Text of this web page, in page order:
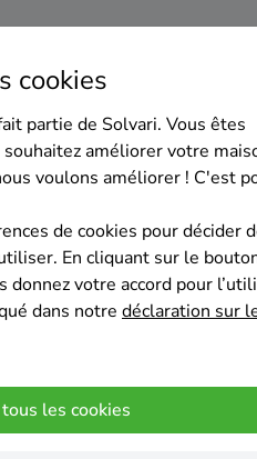
cookies
partie de Solvari. Vous êtes
améliorer votre
voulons améliorer ! C'est
de cookies pour décider
En cliquant sur le
donnez votre accord pour
dans notre déclaration sur
les cookies
Hainaut Quévy T.E.S.
qui vient d'ouvrir ma